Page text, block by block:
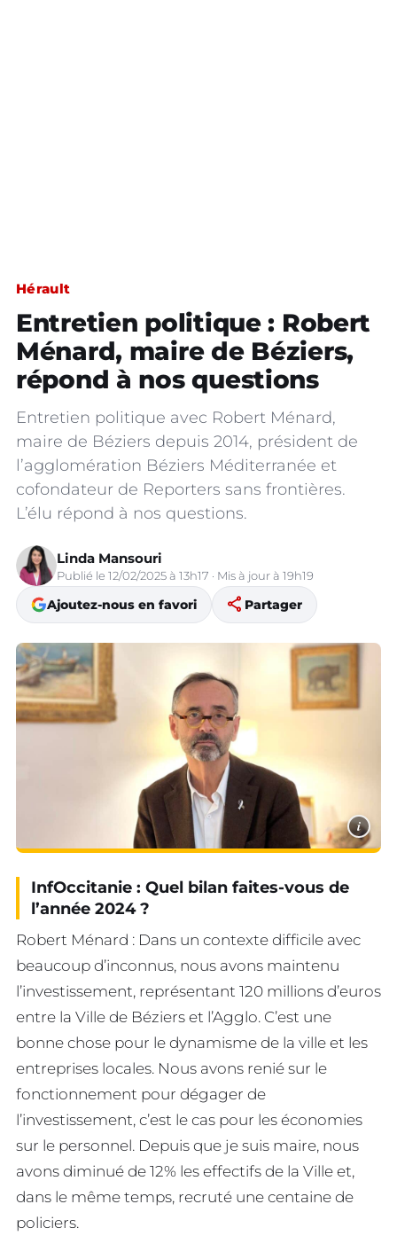
Hérault
Entretien politique : Robert
Ménard, maire de Béziers,
répond à nos questions
Entretien politique avec Robert Ménard,
maire de Béziers depuis 2014, président de
l’agglomération Béziers Méditerranée et
cofondateur de Reporters sans frontières.
L’élu répond à nos questions.
Linda Mansouri
Publié le 12/02/2025 à 13h17 · Mis à jour à 19h19
Ajoutez-nous en favori share Partager
i
InfOccitanie : Quel bilan faites-vous de
l’année 2024 ?
Robert Ménard : Dans un contexte difficile avec
beaucoup d’inconnus, nous avons maintenu
l’investissement, représentant 120 millions d’euros
entre la Ville de Béziers et l’Agglo. C’est une
bonne chose pour le dynamisme de la ville et les
entreprises locales. Nous avons renié sur le
fonctionnement pour dégager de
l’investissement, c’est le cas pour les économies
sur le personnel. Depuis que je suis maire, nous
avons diminué de 12% les effectifs de la Ville et,
dans le même temps, recruté une centaine de
policiers.